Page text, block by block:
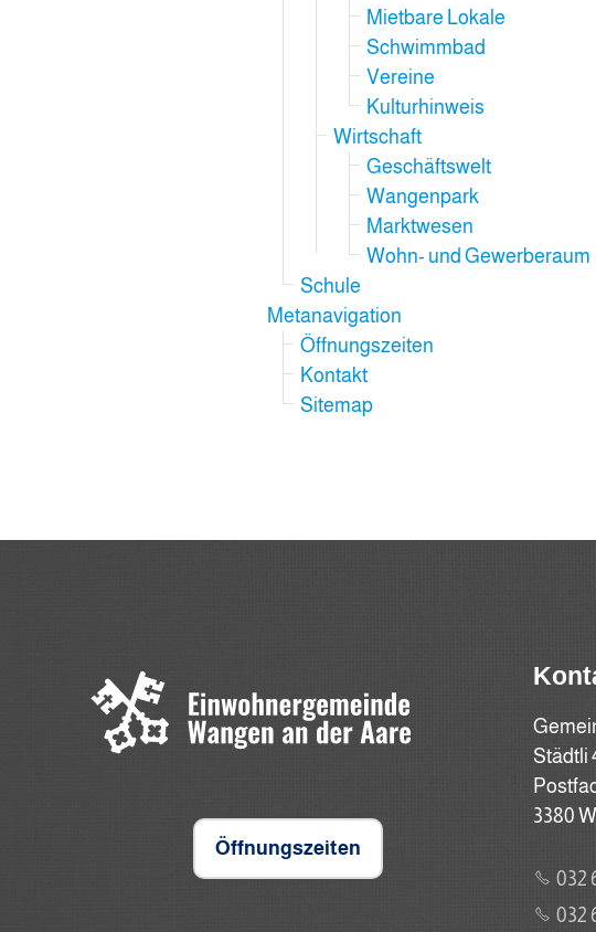
Mietbare Lokale
Schwimmbad
Vereine
Kulturhinweis
Wirtschaft
Geschäftswelt
Wangenpark
Marktwesen
Wohn- und Gewerberaum
Schule
Metanavigation
Öffnungszeiten
Kontakt
Sitemap
Öffnungszeiten
Städtli
3380
032
032